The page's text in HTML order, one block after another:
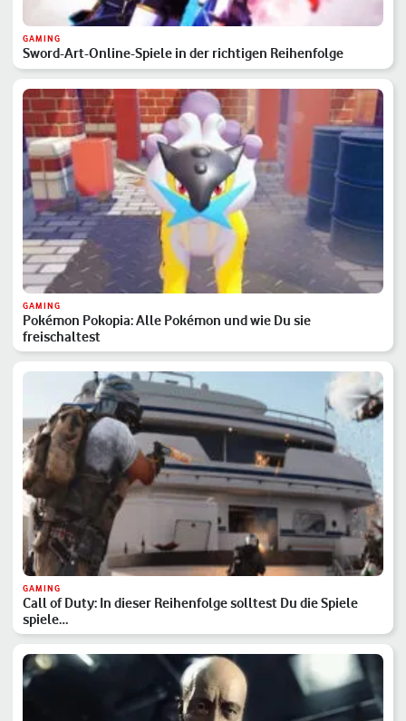
GAMING
Sword-Art-Online-Spiele in der richtigen Reihenfolge
GAMING
Pokémon Pokopia: Alle Pokémon und wie Du sie
freischaltest
GAMING
Call of Duty: In dieser Reihenfolge solltest Du die Spiele
spiele…